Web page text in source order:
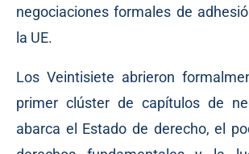
negociaciones formales de
la UE.
Los Veintisiete abrieron
primer clúster de capítulos de
abarca el Estado de derecho, el